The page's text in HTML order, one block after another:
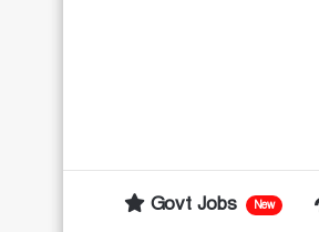
Govt Jobs New